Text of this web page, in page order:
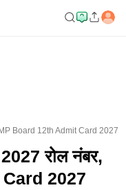
MP Board 12th Admit Card
2027 रोल नंबर,
2027